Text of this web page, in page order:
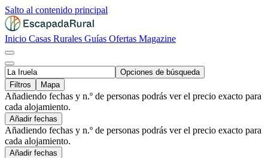
Salto al contenido principal
Inicio Casas Rurales Guías Ofertas Magazine
Opciones de búsqueda
Filtros
Mapa
Añadiendo fechas y n.º de personas podrás ver el precio exacto para
cada alojamiento.
Añadir fechas
Añadiendo fechas y n.º de personas podrás ver el precio exacto para
cada alojamiento.
Añadir fechas